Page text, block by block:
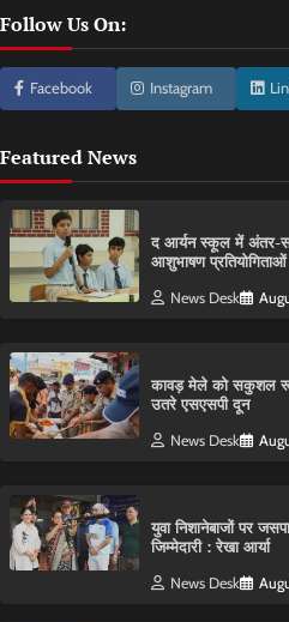
Follow Us On:
Facebook Instagram
Featured News
द आर्यन स्कूल में अंतर-
आशुभाषण
News Desk
कावड़ मेले को सकुशल
उतरे एसएसपी दून
News Desk
युवा निशानेबाजों पर
जिम्मेदारी : रेखा आर्या
News Desk